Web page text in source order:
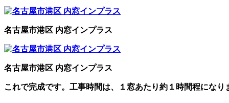
名古屋市港区 内窓インプラス
名古屋市港区 内窓インプラス
これで完成です。工事時間は、１窓あたり約１時間程になり